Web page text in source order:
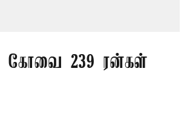
கோவை 239 ரன்கள்